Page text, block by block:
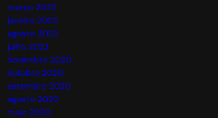
março 2023
janeiro 2023
agosto 2022
julho 2022
novembro 2020
outubro 2020
setembro 2020
agosto 2020
maio 2020